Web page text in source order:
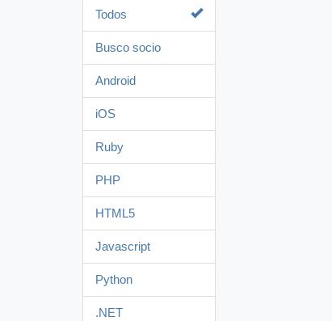
Todos
Busco socio
Android
iOS
Ruby
PHP
HTML5
Javascript
Python
.NET